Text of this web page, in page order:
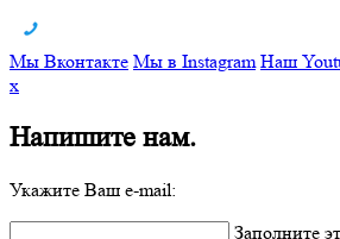
Мы Вконтакте Мы в Instagram Наш
x
Напишите нам.
Укажите Ваш e-mail:
Заполните